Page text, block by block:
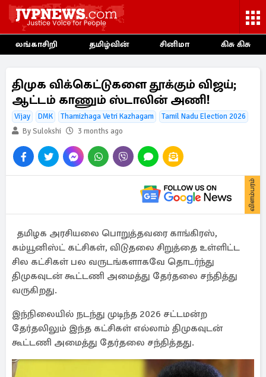
லங்காசிறி தமிழ்வின் சினிமா கிசு கிசு
திமுக விக்கெட்டுகளை தூக்கும் விஜய்;
ஆட்டம் காணும் ஸ்டாலின் அணி!
Vijay DMK Thamizhaga Vetri Kazhagam
Tamil Nadu Election 2026
By Sulokshi
3 months ago
விளம்பரம்
தமிழக அரசியலை பொறுத்தவரை காங்கிரஸ்,
கம்யூனிஸ்ட் கட்சிகள், விடுதலை சிறுத்தை உள்ளிட்ட
சில கட்சிகள் பல வருடங்களாகவே தொடர்ந்து
திமுகவுடன் கூட்டணி அமைத்து தேர்தலை சந்தித்து
வருகிறது.
இந்நிலையில் நடந்து முடிந்த 2026 சட்டமன்ற
தேர்தலிலும் இந்த கட்சிகள் எல்லாம் திமுகவுடன்
கூட்டணி அமைத்து தேர்தலை சந்தித்தது.